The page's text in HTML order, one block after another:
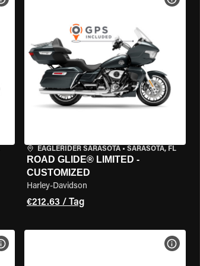
EAGLERIDER SARASOTA• SARASOTA, FL
ROAD GLIDE® LIMITED -
CUSTOMIZED
Harley-Davidson
€212.63 / Tag
MOTORRAD-DETAILS ANZEIGEN